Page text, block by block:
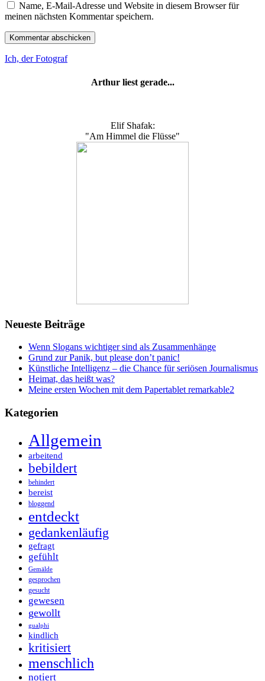
Name, E-Mail-Adresse und Website in diesem Browser für
meinen nächsten Kommentar speichern.
Ich, der Fotograf
Arthur liest gerade...
Elif Shafak:
"Am Himmel die Flüsse"
Neueste Beiträge
Wenn Slogans wichtiger sind als Zusammenhänge
Grund zur Panik, but please don’t panic!
Künstliche Intelligenz – die Chance für seriösen Journalismus
Heimat, das heißt was?
Meine ersten Wochen mit dem Papertablet remarkable2
Kategorien
Allgemein
arbeitend
bebildert
behindert
bereist
bloggend
entdeckt
gedankenläufig
gefragt
gefühlt
Gemälde
gesprochen
gesucht
gewesen
gewollt
gualphi
kindlich
kritisiert
menschlich
notiert